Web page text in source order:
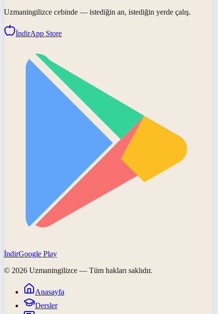
Uzmaningilizce cebinde — istediğin an, istediğin yerde çalış.
İndirApp Store
İndirGoogle Play
© 2026 Uzmaningilizce — Tüm hakları saklıdır.
Anasayfa
Dersler